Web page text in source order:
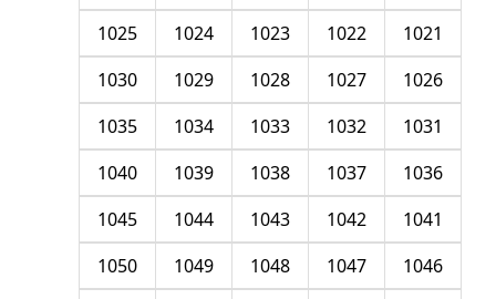
1021
1022
1023
1024
1025
1026
1027
1028
1029
1030
1031
1032
1033
1034
1035
1036
1037
1038
1039
1040
1041
1042
1043
1044
1045
1046
1047
1048
1049
1050